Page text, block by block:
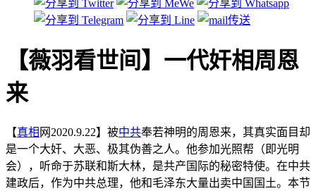
【薇羽看世间】一代奸相周恩
来
【真相 网2020.9.22】被中共奉若神明的周恩来，其真实面目却
是一个大奸、大恶、极其伪善之人。他参加光照帮（即光明
会），听命于苏联和斯大林，是共产国际的秘密特使。在中共
建政后，作为中共总理，他和毛泽东大量出卖中国国土。本节